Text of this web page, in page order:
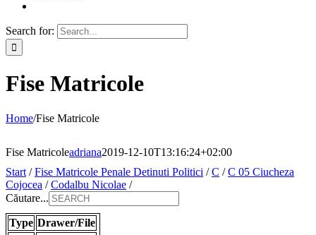
Search for:
Fise Matricole
Home/Fise Matricole
Fise Matricoleadriana2019-12-10T13:16:24+02:00
Start /Fise Matricole Penale Detinuti Politici /C /C 05 Ciucheza
Cojocea /Codalbu Nicolae /
Căutare...
Type Drawer/File